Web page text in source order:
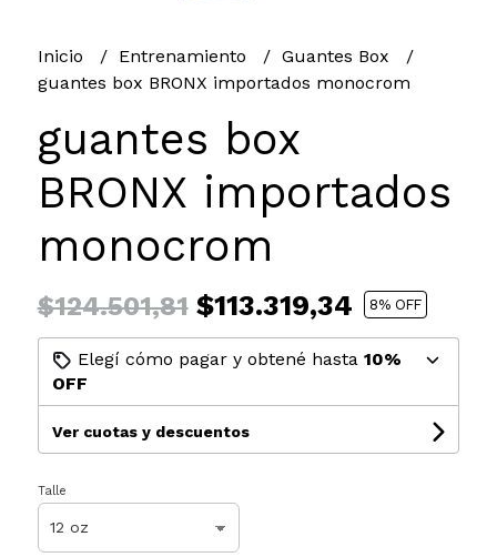
Inicio Entrenamiento
Guantes Box
guantes box BRONX importados monocrom
guantes box
BRONX importados
monocrom
$124.501,81$113.319,34 8% OFF
Elegí cómo pagar y obtené hasta 10%
OFF
Ver cuotas y descuentos
Talle